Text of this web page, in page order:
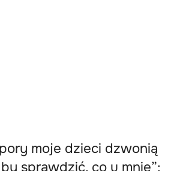
moje dzieci dzwonią
sprawdzić, co u mnie”: